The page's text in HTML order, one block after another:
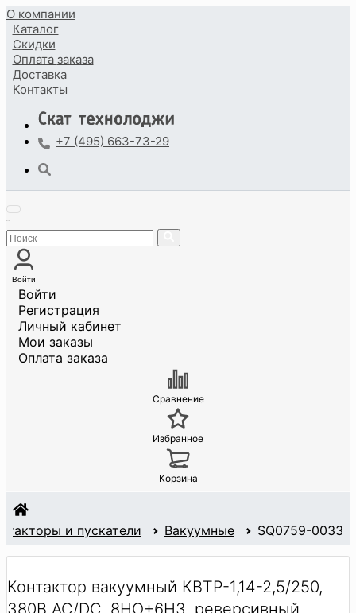
О компании
Каталог
Скидки
Оплата заказа
Доставка
Контакты
+7 (495) 663-73-29
Войти
Войти
Регистрация
Личный кабинет
Мои заказы
Оплата заказа
Сравнение
Избранное
Корзина
и пускатели Вакуумные SQ0759-0033
Контактор вакуумный КВТР-1,14-2,5/250,
380В AC/DC, 8НО+6НЗ, реверсивный